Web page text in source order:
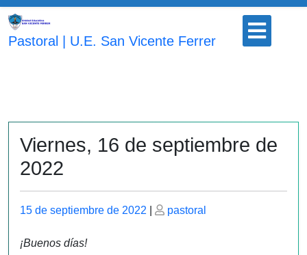
Saltar
contenido
Pastoral | U.E. San Vicente Ferrer
Botón
abrir
Viernes, 16 de septiembre de
2022
Publicado
15 de septiembre de 2022
Publicado
pastoral
¡Buenos días!